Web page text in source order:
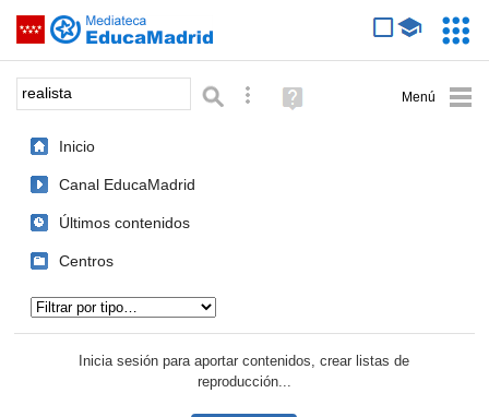
Saltar navegación
Palabra o frase: Búsqueda avanzada
Ayuda
(en
Inicio
Canal EducaMadrid
Últimos contenidos
Centros
Inicia sesión para aportar contenidos, crear listas de
reproducción...